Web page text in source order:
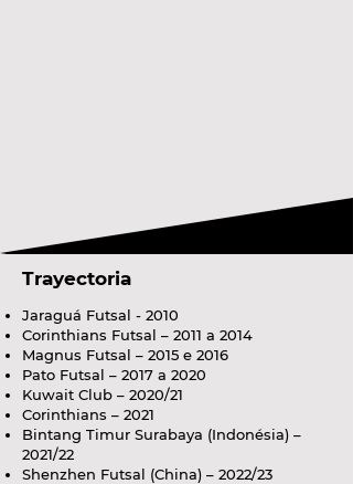
Trayectoria
Jaraguá Futsal - 2010
Corinthians Futsal – 2011 a 2014
Magnus Futsal – 2015 e 2016
Pato Futsal – 2017 a 2020
Kuwait Club – 2020/21
Corinthians – 2021
Bintang Timur Surabaya (Indonésia) –
2021/22
Shenzhen Futsal (China) – 2022/23